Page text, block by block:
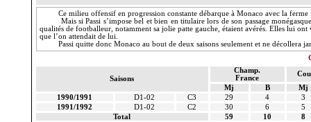
Ce milieu offensif en progression constante débarque à Monaco avec la
Mais siPassi s’impose bel et bien en titulaire lors de son passage
qualités de footballeur, notamment sa jolie patte gauche, étaient avérés. Elles lui
que l’on attendait de lui.
Passiquitte donc Monaco au bout de deux saisons seulement et ne décollera
Saisons
Champ.
France
Mj
B
Mj
1990/1991
D1-02 C3 29 4
3
1991/1992
D1-02 C2 30 6
5
Total
59 10 8